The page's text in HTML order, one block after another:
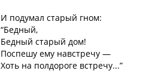
И подумал старый гном:
“Бедный,
Бедный старый дом!
Поспешу ему навстречу —
Хоть на полдороге встречу...”